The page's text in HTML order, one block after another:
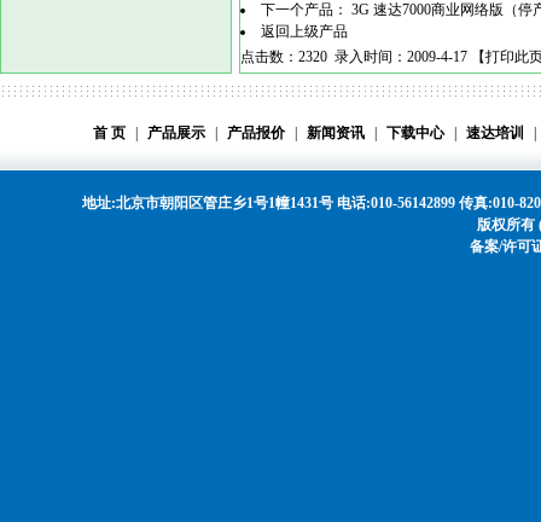
下一个产品： 3G 速达7000商业网络版（停
返回上级产品
点击数：2320 录入时间：2009-4-17 【打印此
首 页 产品展示 产品报价 新闻资讯 下载中心 速达培训
地址:北京市朝阳区管庄乡1号1幢1431号 电话:010-56142899 传真:010-
版权所有
备案/许可